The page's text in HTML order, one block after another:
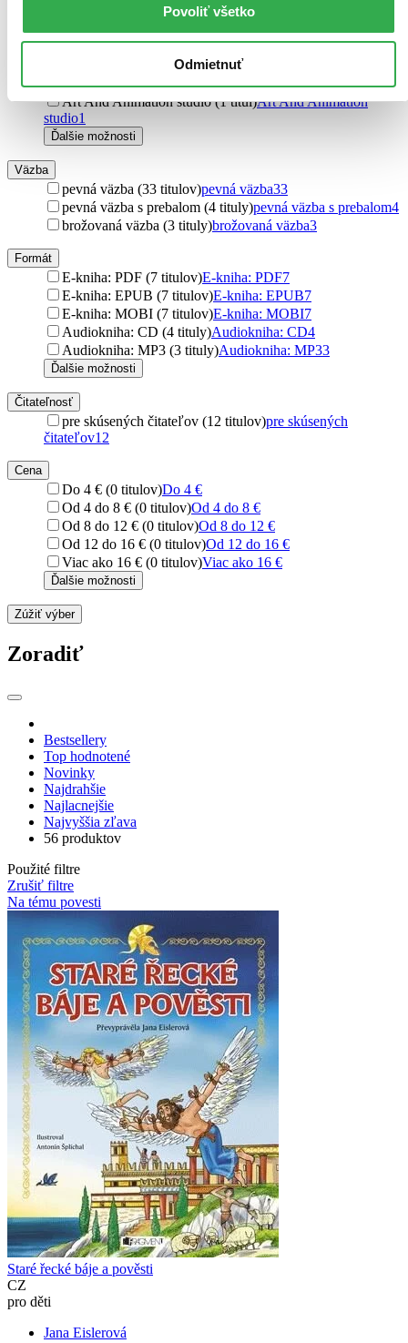
Povoliť všetko
Odmietnuť
Milan Hodek (1 titul)Milan Hodek
Dukase (1 titul)Dukase1
česko-německého porozumění o.p.s.
House Martin (1 titul)House Martin1
Art And Animation studio (1 titul)Art And Animation
studio1
Ďalšie možnosti
Väzba
pevná väzba (33 titulov)pevná väzba33
pevná väzba s prebalom (4 tituly)pevná väzba s prebalom4
brožovaná väzba (3 tituly)brožovaná väzba3
Formát
E-kniha: PDF (7 titulov)E-kniha: PDF7
E-kniha: EPUB (7 titulov)E-kniha: EPUB7
E-kniha: MOBI (7 titulov)E-kniha: MOBI7
Audiokniha: CD (4 tituly)Audiokniha: CD4
Audiokniha: MP3 (3 tituly)Audiokniha: MP33
Ďalšie možnosti
Čitateľnosť
pre skúsených čitateľov (12 titulov)pre skúsených
čitateľov12
Cena
Do 4 € (0 titulov)Do 4 €
Od 4 do 8 € (0 titulov)Od 4 do 8 €
Od 8 do 12 € (0 titulov)Od 8 do 12 €
Od 12 do 16 € (0 titulov)Od 12 do 16 €
Viac ako 16 € (0 titulov)Viac ako 16 €
Ďalšie možnosti
Zúžiť výber
Zoradiť
Bestsellery
Top hodnotené
Novinky
Najdrahšie
Najlacnejšie
Najvyššia zľava
56 produktov
Použité filtre
Zrušiť filtre
Na tému povesti
Staré řecké báje a pověsti
CZ
pro děti
Jana Eislerová